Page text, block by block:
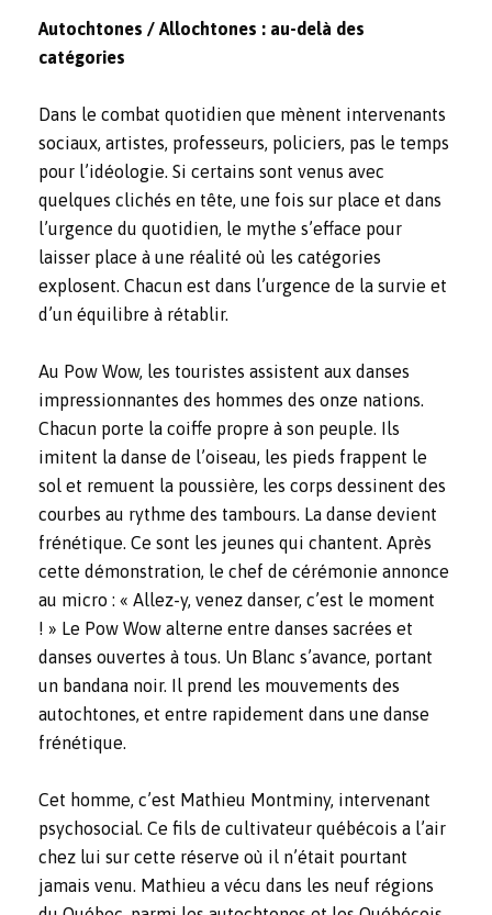
Autochtones / Allochtones : au-delà des
catégories
Dans le combat quotidien que mènent intervenants
sociaux, artistes, professeurs, policiers, pas le temps
pour l’idéologie. Si certains sont venus avec
quelques clichés en tête, une fois sur place et dans
l’urgence du quotidien, le mythe s’efface pour
laisser place à une réalité où les catégories
explosent. Chacun est dans l’urgence de la survie et
d’un équilibre à rétablir.
Au Pow Wow, les touristes assistent aux danses
impressionnantes des hommes des onze nations.
Chacun porte la coiffe propre à son peuple. Ils
imitent la danse de l’oiseau, les pieds frappent le
sol et remuent la poussière, les corps dessinent des
courbes au rythme des tambours. La danse devient
frénétique. Ce sont les jeunes qui chantent. Après
cette démonstration, le chef de cérémonie annonce
au micro : « Allez-y, venez danser, c’est le moment
! » Le Pow Wow alterne entre danses sacrées et
danses ouvertes à tous. Un Blanc s’avance, portant
un bandana noir. Il prend les mouvements des
autochtones, et entre rapidement dans une danse
frénétique.
Cet homme, c’est Mathieu Montminy, intervenant
psychosocial. Ce fils de cultivateur québécois a l’air
chez lui sur cette réserve où il n’était pourtant
jamais venu. Mathieu a vécu dans les neuf régions